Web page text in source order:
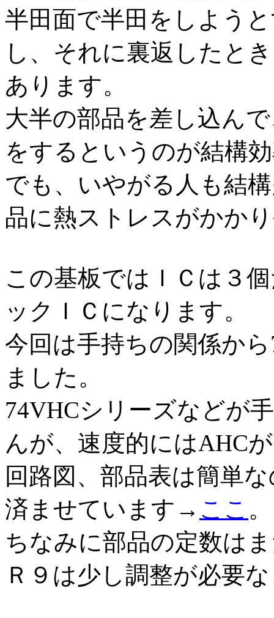
半田面で半田をしよう
し、それに裏返したと
あります。
大半の部品を差し込ん
をするというのが結構
でも、いやがる人も結
品に熱ストレスがかか
この基板ではＩＣは３
ックＩＣになります。
今回は手持ちの関係か
ました。
74VHCシリーズなどが
んが、速度的にはAHC
回路図、部品表は簡単
済ませています→ ここ 。
ちなみに部品の定数は
Ｒ９は少し調整が必要